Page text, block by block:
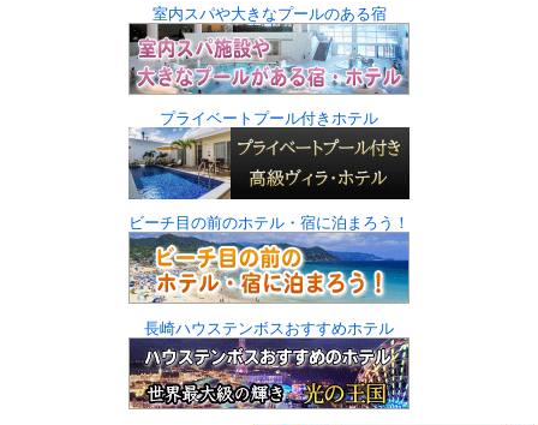
室内スパや大きなプールのある宿
プライベートプール付きホテル
ビーチ目の前のホテル・宿に泊まろう！
長崎ハウステンボスおすすめホテル